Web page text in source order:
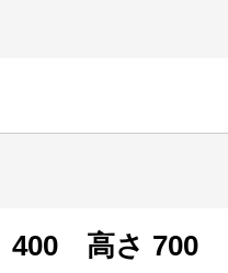
400 高さ 700